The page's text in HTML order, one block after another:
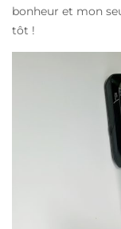
bonheur et mon
tôt !